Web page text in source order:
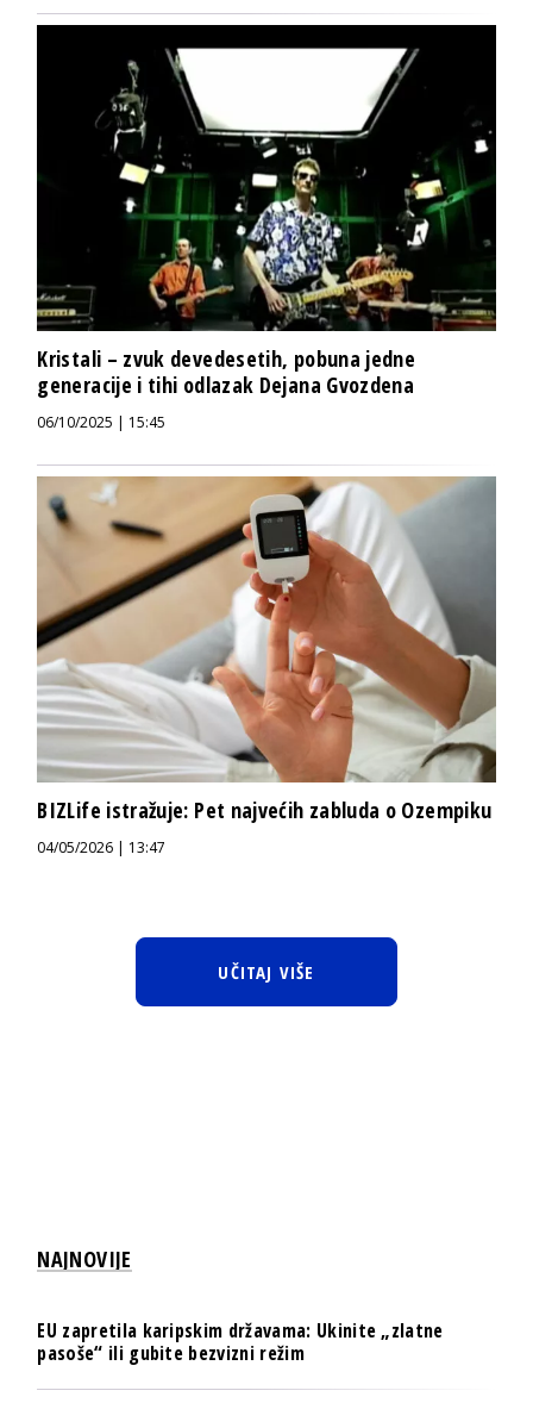
Kristali – zvuk devedesetih, pobuna jedne
generacije i tihi odlazak Dejana Gvozdena
06/10/2025 | 15:45
BIZLife istražuje: Pet najvećih zabluda o Ozempiku
04/05/2026 | 13:47
UČITAJ VIŠE
NAJNOVIJE
EU zapretila karipskim državama: Ukinite „zlatne
pasoše“ ili gubite bezvizni režim